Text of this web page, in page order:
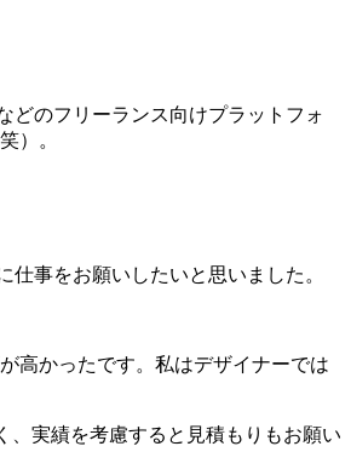
どのフリーランス向けプラットフォ
）。
事をお願いしたいと思いました。
高かったです。私はデザイナーでは
、実績を考慮すると見積もりもお願い